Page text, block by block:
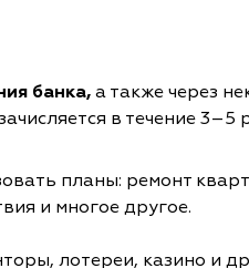
банка, а также через
в течение 3–5
планы: ремонт
и многое другое.
лотереи, казино и